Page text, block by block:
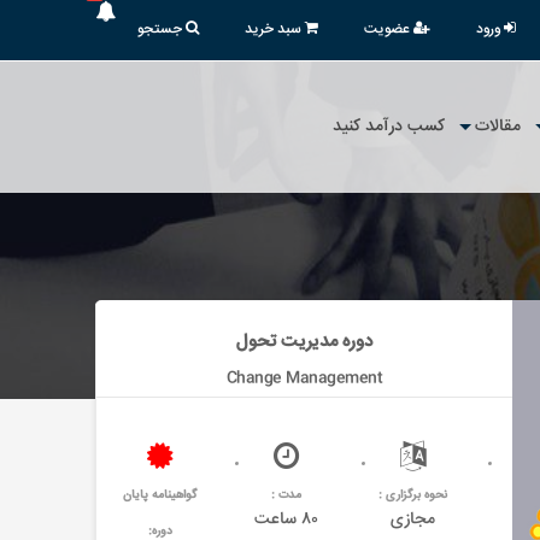
ورود عضویت سبد خرید جستجو
مقالات کسب درآمد کنید
دوره مدیریت تحول
Change Management
نحوه برگزاری :
مجازی
مدت :
۸۰ ساعت
گواهینامه پایان
دوره: